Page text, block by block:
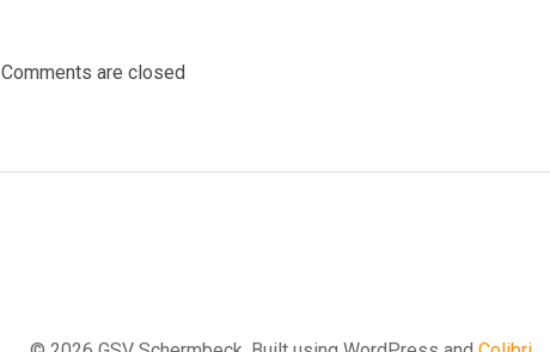
Comments are closed